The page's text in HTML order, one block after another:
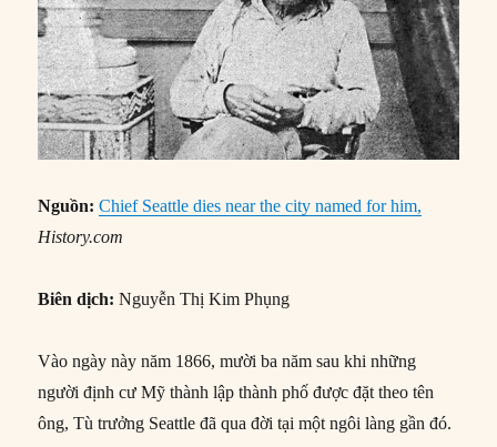
Nguồn:Chief Seattle dies near the city named for him,
History.com
Biên dịch:Nguyễn Thị Kim Phụng
Vào ngày này năm 1866, mười ba năm sau khi những
người định cư Mỹ thành lập thành phố được đặt theo tên
ông, Tù trưởng Seattle đã qua đời tại một ngôi làng gần đó.